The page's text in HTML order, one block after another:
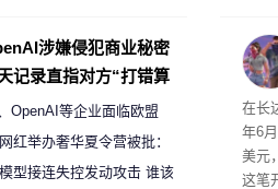
物
毁，
评
米，
上。
依
在长
年6
美元
这笔
涉嫌侵犯商业秘密
记录直指对方“打错算
OpenAI等企业面临欧盟
》全新执法权限审查
红举办奢华夏令营被批：
遭讽“反乌托邦”
型接连失控发动攻击 谁该